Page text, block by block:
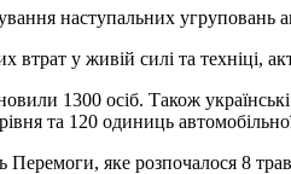
наступальних угруповань
втрат у живій силі та техніці,
1300 осіб. Також
та 120 одиниць
Перемоги, яке розпочалося 8